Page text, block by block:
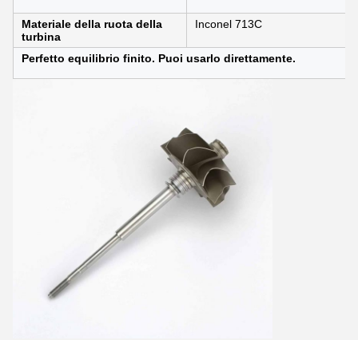
Materiale della ruota della
turbina
Inconel 713C
Perfetto equilibrio finito. Puoi usarlo direttamente.